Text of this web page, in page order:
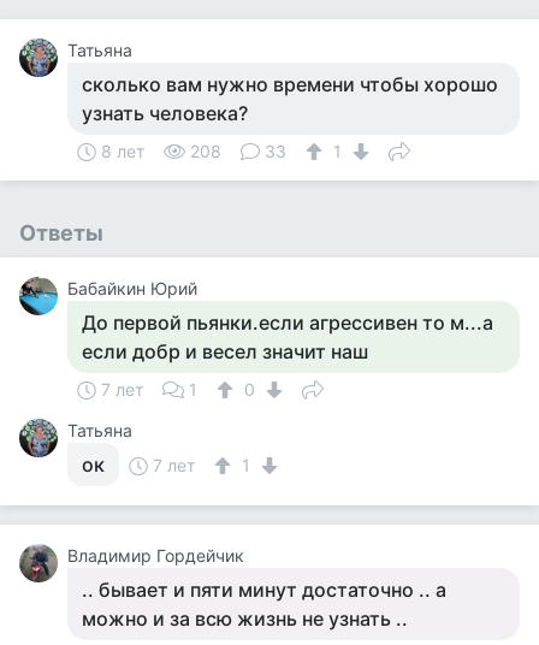
Татьяна
сколько вам нужно времени чтобы хорошо
узнать человека?
8 лет 208 33 1
Ответы
Бабайкин Юрий
До первой пьянки.если агрессивен то м...а
если добр и весел значит наш
7 лет 1
0
Татьяна
ок 7 лет 1
Владимир Гордейчик
.. бывает и пяти минут достаточно .. а
можно и за всю жизнь не узнать ..